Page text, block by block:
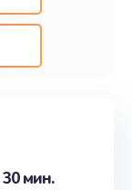
мин.